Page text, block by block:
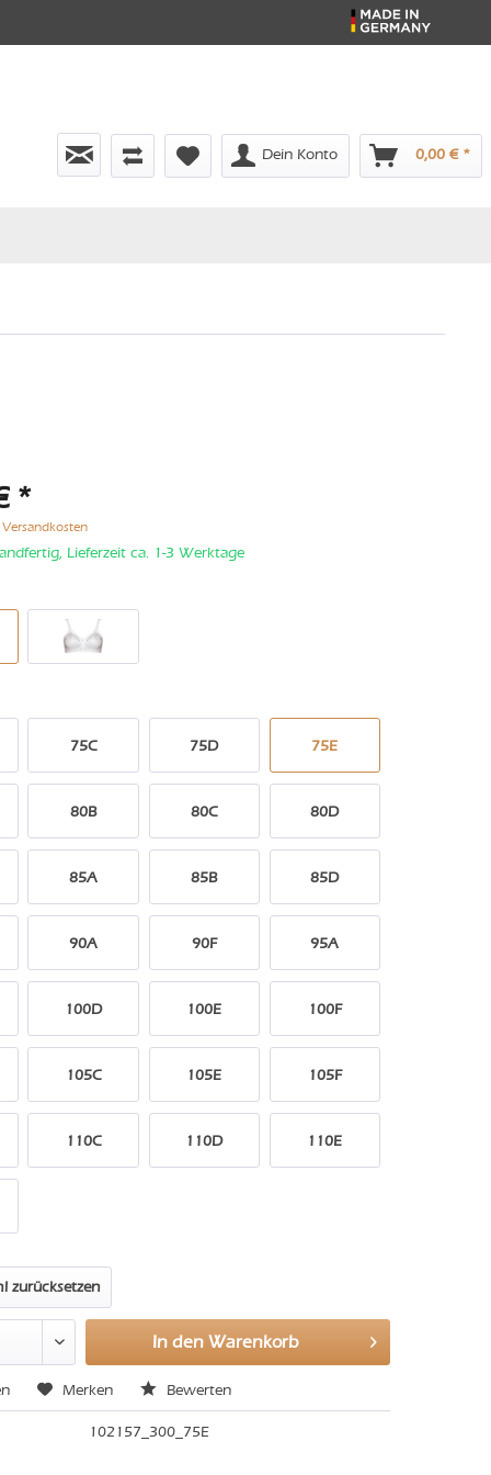
Dein Konto 0,00 € *
*
Versandkosten
Lieferzeit ca. 1-3 Werktage
75C 75D 75E
80B 80C 80D
85A 85B 85D
90A 90F 95A
100D 100E 100F
105C 105E 105F
110C 110D 110E
zurücksetzen
In den Warenkorb
Merken Bewerten
102157_300_75E